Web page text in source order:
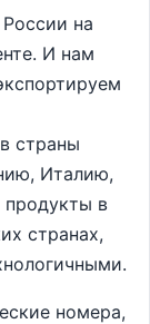
на
И нам
страны
Италию,
в
странах,
номера,